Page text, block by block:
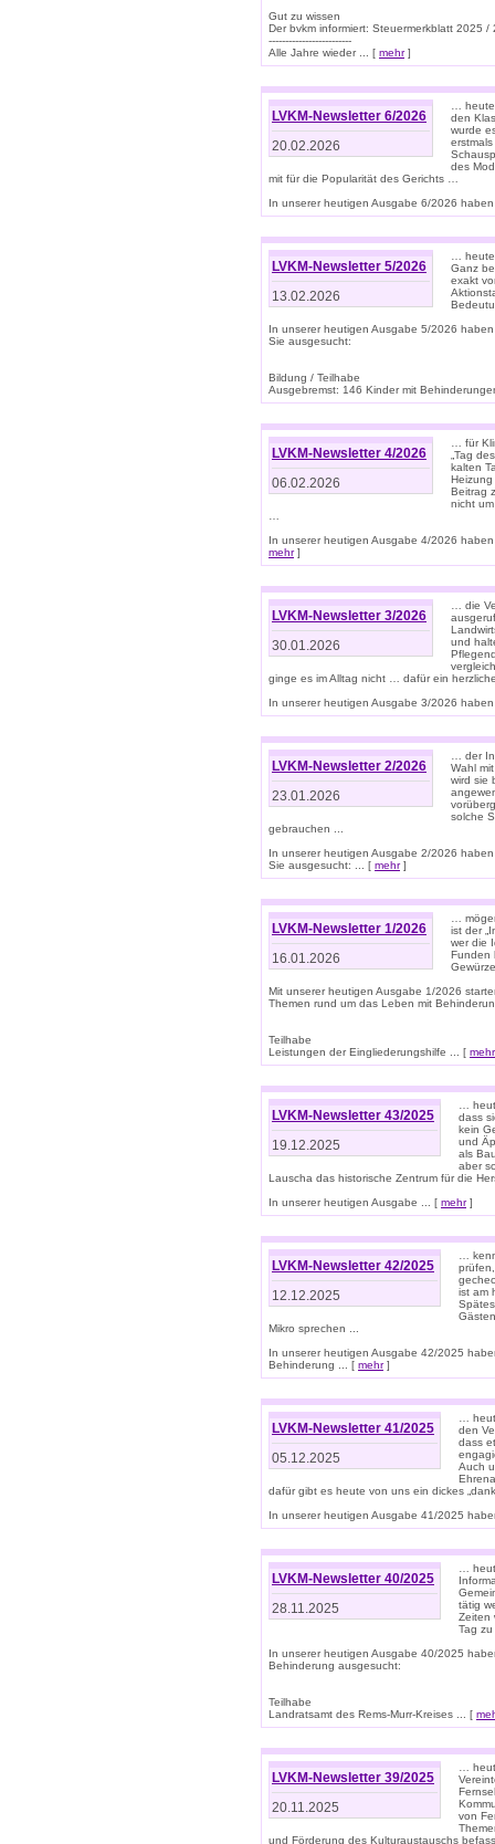
Gut zu wissen
Der bvkm informiert: Steuermerkblatt 2025 /
-------------------------
Alle Jahre wieder ... [ mehr]
LVKM-Newsletter 6/2026
20.02.2026
…
den
wurde
des
mit für die Popularität des Gerichts …
In unserer heutigen Ausgabe 6/2026
LVKM-Newsletter 5/2026
13.02.2026
…
Ganz
exakt
In unserer heutigen Ausgabe 5/2026
Sie ausgesucht:
Bildung / Teilhabe
Ausgebremst: 146 Kinder mit
LVKM-Newsletter 4/2026
06.02.2026
… für
„Tag
kalten
Beitrag
nicht
In unserer heutigen Ausgabe 4/2026
mehr]
LVKM-Newsletter 3/2026
30.01.2026
… die
und
ginge es im Alltag nicht … dafür ein
In unserer heutigen Ausgabe 3/2026
LVKM-Newsletter 2/2026
23.01.2026
… der
Wahl
wird sie
solche
gebrauchen ...
In unserer heutigen Ausgabe 2/2026
Sie ausgesucht: ... [ mehr]
LVKM-Newsletter 1/2026
16.01.2026
…
ist der
wer die
Funden
Mit unserer heutigen Ausgabe 1/2026
Themen rund um das Leben mit
Teilhabe
Leistungen der Eingliederungshilfe ... [ mehr
LVKM-Newsletter 43/2025
19.12.2025
…
dass
kein
und
als
aber
Lauscha das historische Zentrum für die
In unserer heutigen Ausgabe ... [ mehr]
LVKM-Newsletter 42/2025
12.12.2025
…
ist am
Mikro sprechen ...
In unserer heutigen Ausgabe 42/2025
Behinderung ... [ mehr]
LVKM-Newsletter 41/2025
05.12.2025
…
den
dass
Auch
dafür gibt es heute von uns ein dickes
In unserer heutigen Ausgabe 41/2025
LVKM-Newsletter 40/2025
28.11.2025
…
tätig
Zeiten
Tag
In unserer heutigen Ausgabe 40/2025
Behinderung ausgesucht:
Teilhabe
Landratsamt des Rems-Murr-Kreises ... [
LVKM-Newsletter 39/2025
20.11.2025
…
von
und Förderung des Kulturaustauschs